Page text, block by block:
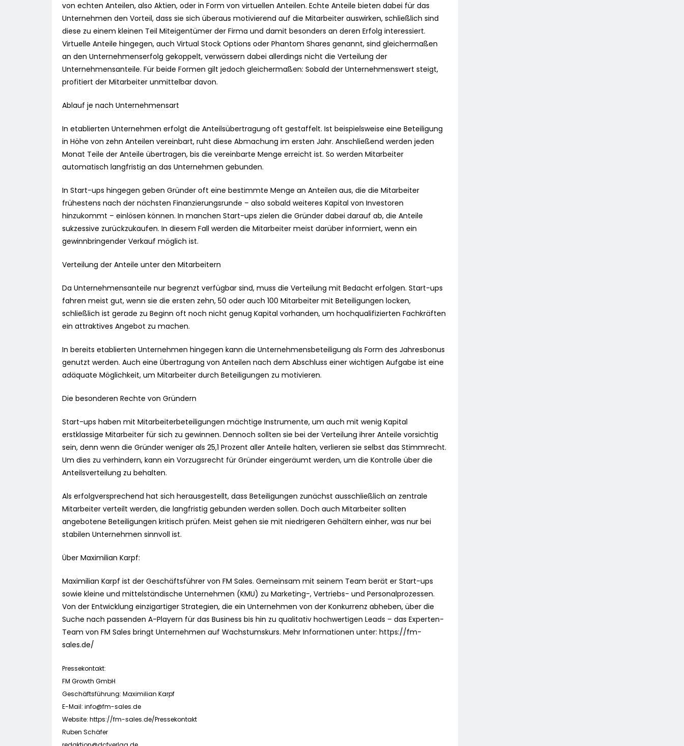
von echten Anteilen, also Aktien, oder in Form von virtuellen Anteilen. Echte Anteile bieten dabei für das
Unternehmen den Vorteil, dass sie sich überaus motivierend auf die Mitarbeiter auswirken, schließlich sind
diese zu einem kleinen Teil Miteigentümer der Firma und damit besonders an deren Erfolg interessiert.
Virtuelle Anteile hingegen, auch Virtual Stock Options oder Phantom Shares genannt, sind gleichermaßen
an den Unternehmenserfolg gekoppelt, verwässern dabei allerdings nicht die Verteilung der
Unternehmensanteile. Für beide Formen gilt jedoch gleichermaßen: Sobald der Unternehmenswert steigt,
profitiert der Mitarbeiter unmittelbar davon.
Ablauf je nach Unternehmensart
In etablierten Unternehmen erfolgt die Anteilsübertragung oft gestaffelt. Ist beispielsweise eine Beteiligung
in Höhe von zehn Anteilen vereinbart, ruht diese Abmachung im ersten Jahr. Anschließend werden jeden
Monat Teile der Anteile übertragen, bis die vereinbarte Menge erreicht ist. So werden Mitarbeiter
automatisch langfristig an das Unternehmen gebunden.
In Start-ups hingegen geben Gründer oft eine bestimmte Menge an Anteilen aus, die die Mitarbeiter
frühestens nach der nächsten Finanzierungsrunde – also sobald weiteres Kapital von Investoren
hinzukommt – einlösen können. In manchen Start-ups zielen die Gründer dabei darauf ab, die Anteile
sukzessive zurückzukaufen. In diesem Fall werden die Mitarbeiter meist darüber informiert, wenn ein
gewinnbringender Verkauf möglich ist.
Verteilung der Anteile unter den Mitarbeitern
Da Unternehmensanteile nur begrenzt verfügbar sind, muss die Verteilung mit Bedacht erfolgen. Start-ups
fahren meist gut, wenn sie die ersten zehn, 50 oder auch 100 Mitarbeiter mit Beteiligungen locken,
schließlich ist gerade zu Beginn oft noch nicht genug Kapital vorhanden, um hochqualifizierten Fachkräften
ein attraktives Angebot zu machen.
In bereits etablierten Unternehmen hingegen kann die Unternehmensbeteiligung als Form des Jahresbonus
genutzt werden. Auch eine Übertragung von Anteilen nach dem Abschluss einer wichtigen Aufgabe ist eine
adäquate Möglichkeit, um Mitarbeiter durch Beteiligungen zu motivieren.
Die besonderen Rechte von Gründern
Start-ups haben mit Mitarbeiterbeteiligungen mächtige Instrumente, um auch mit wenig Kapital
erstklassige Mitarbeiter für sich zu gewinnen. Dennoch sollten sie bei der Verteilung ihrer Anteile vorsichtig
sein, denn wenn die Gründer weniger als 25,1 Prozent aller Anteile halten, verlieren sie selbst das Stimmrecht.
Um dies zu verhindern, kann ein Vorzugsrecht für Gründer eingeräumt werden, um die Kontrolle über die
Anteilsverteilung zu behalten.
Als erfolgversprechend hat sich herausgestellt, dass Beteiligungen zunächst ausschließlich an zentrale
Mitarbeiter verteilt werden, die langfristig gebunden werden sollen. Doch auch Mitarbeiter sollten
angebotene Beteiligungen kritisch prüfen. Meist gehen sie mit niedrigeren Gehältern einher, was nur bei
stabilen Unternehmen sinnvoll ist.
Über Maximilian Karpf:
Maximilian Karpf ist der Geschäftsführer von FM Sales. Gemeinsam mit seinem Team berät er Start-ups
sowie kleine und mittelständische Unternehmen (KMU) zu Marketing-, Vertriebs- und Personalprozessen.
Von der Entwicklung einzigartiger Strategien, die ein Unternehmen von der Konkurrenz abheben, über die
Suche nach passenden A-Playern für das Business bis hin zu qualitativ hochwertigen Leads – das Experten-
Team von FM Sales bringt Unternehmen auf Wachstumskurs. Mehr Informationen unter: https://fm-
sales.de/
Pressekontakt:
FM Growth GmbH
Geschäftsführung: Maximilian Karpf
E-Mail: info@fm-sales.de
Website: https://fm-sales.de/Pressekontakt
Ruben Schäfer